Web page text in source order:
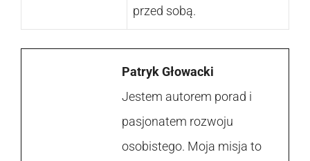
przed sobą.
Patryk Głowacki
Jestem autorem porad i
pasjonatem rozwoju
osobistego. Moja misja to